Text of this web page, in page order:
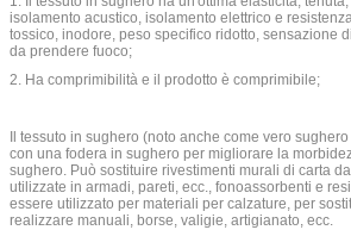
isolamento acustico, isolamento elettrico e
tossico, inodore, peso specifico ridotto, sensazione
da prendere fuoco;
2. Ha comprimibilità e il prodotto è comprimibile;
Il tessuto in sughero (noto anche come vero
con una fodera in sughero per migliorare la
sughero. Può sostituire rivestimenti murali di carta
utilizzate in armadi, pareti, ecc., fonoassorbenti e
essere utilizzato per materiali per calzature, per
realizzare manuali, borse, valigie, artigianato, ecc.